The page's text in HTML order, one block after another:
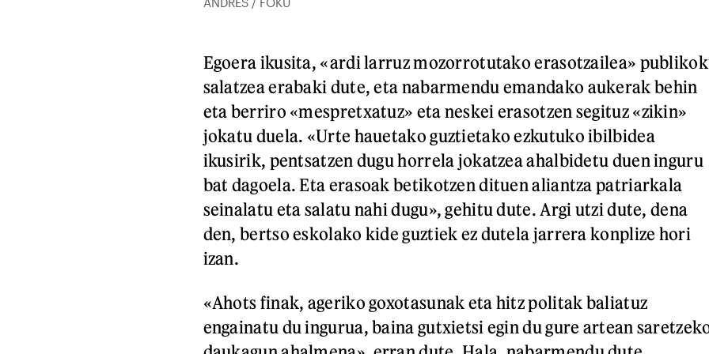
Egoera ikusita, «ardi larruz mozorrotutako erasotzailea»
salatzea erabaki dute, eta nabarmendu emandako aukerak behin
eta berriro «mespretxatuz» eta neskei erasotzen segituz «zikin»
jokatu duela. «Urte hauetako guztietako ezkutuko ibilbidea
ikusirik, pentsatzen dugu horrela jokatzea ahalbidetu duen inguru
bat dagoela. Eta erasoak betikotzen dituen aliantza patriarkala
seinalatu eta salatu nahi dugu», gehitu dute. Argi utzi dute, dena
den, bertso eskolako kide guztiek ez dutela jarrera konplize hori
izan.
«Ahots finak, ageriko goxotasunak eta hitz politak baliatuz
engainatu du ingurua, baina gutxietsi egin du gure artean